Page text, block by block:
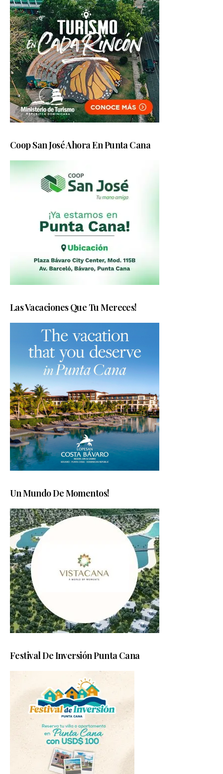
Coop San José Ahora En Punta Cana
Las Vacaciones Que Tu Mereces!
Un Mundo De Momentos!
Festival De Inversión Punta Cana